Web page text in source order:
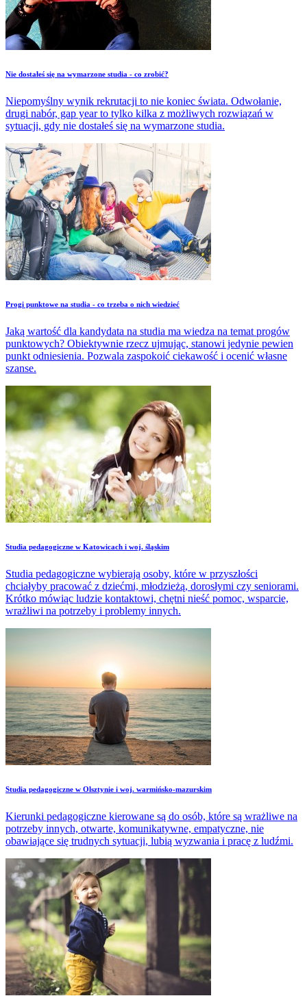
Nie dostałeś się na wymarzone studia - co zrobić?
Niepomyślny wynik rekrutacji to nie koniec świata. Odwołanie,
drugi nabór, gap year to tylko kilka z możliwych rozwiązań w
sytuacji, gdy nie dostałeś się na wymarzone studia.
​Progi punktowe na studia - co trzeba o nich wiedzieć
Jaką wartość dla kandydata na studia ma wiedza na temat progów
punktowych? Obiektywnie rzecz ujmując, stanowi jedynie pewien
punkt odniesienia. Pozwala zaspokoić ciekawość i ocenić własne
szanse.
Studia pedagogiczne w Katowicach i woj. śląskim
Studia pedagogiczne wybierają osoby, które w przyszłości
chciałyby pracować z dziećmi, młodzieżą, dorosłymi czy seniorami.
Krótko mówiąc ludzie kontaktowi, chętni nieść pomoc, wsparcie,
wrażliwi na potrzeby i problemy innych.
Studia pedagogiczne w Olsztynie i woj. warmińsko-mazurskim
Kierunki pedagogiczne kierowane są do osób, które są wrażliwe na
potrzeby innych, otwarte, komunikatywne, empatyczne, nie
obawiające się trudnych sytuacji, lubią wyzwania i pracę z ludźmi.